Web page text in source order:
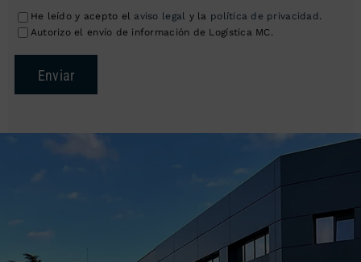
He leído y acepto el aviso legal y la política de privacidad .
Autorizo el envío de información de Logística MC.
Enviar